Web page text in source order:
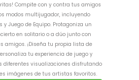
Compite con y contra tus amigos
modos multijugador, incluyendo
y Juego de Equipo. Protagoniza un
en solitario o a dúo junto con
amigos. ¡Diseña tu propia lista de
tu experiencia de juego y
diferentes visualizaciones disfrutando
imágenes de tus artistas favoritos.